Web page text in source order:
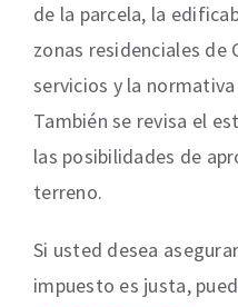
de la parcela, la
zonas residenciales de
servicios y la
También se revisa el
las posibilidades de
terreno.
Si usted desea
impuesto es justa,